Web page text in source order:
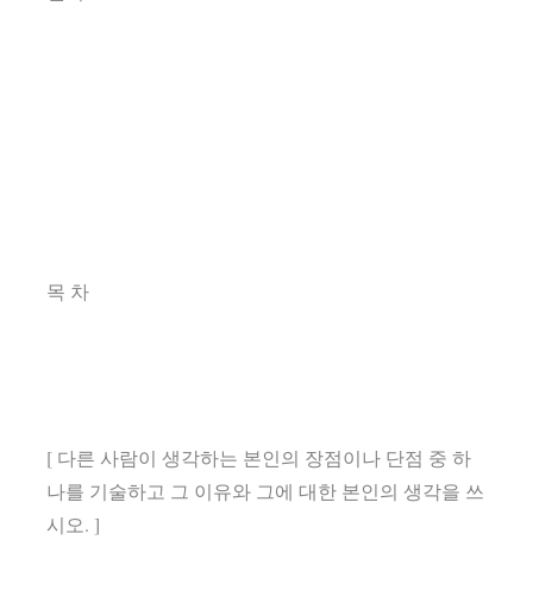
목 차
[ 다른 사람이 생각하는 본인의 장점이나 단점 중 하
나를 기술하고 그 이유와 그에 대한 본인의 생각을 쓰
시오. ]